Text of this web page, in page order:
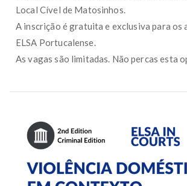
Local Cível de Matosinhos.
A inscrição é gratuita e exclusiva para os
ELSA Portucalense.
As vagas são limitadas. Não percas esta